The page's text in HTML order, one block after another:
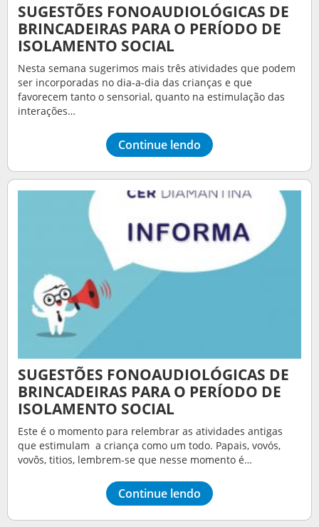
SUGESTÕES FONOAUDIOLÓGICAS DE
BRINCADEIRAS PARA O PERÍODO DE
ISOLAMENTO SOCIAL
Nesta semana sugerimos mais três atividades que podem
ser incorporadas no dia-a-dia das crianças e que
favorecem tanto o sensorial, quanto na estimulação das
interações…
Continue lendo
SUGESTÕES FONOAUDIOLÓGICAS DE
BRINCADEIRAS PARA O PERÍODO DE
ISOLAMENTO SOCIAL
Este é o momento para relembrar as atividades antigas
que estimulam a criança como um todo. Papais, vovós,
vovôs, titios, lembrem-se que nesse momento é…
Continue lendo